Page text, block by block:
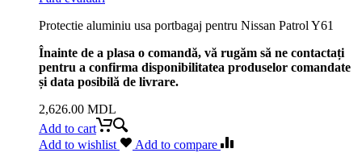
Protectie aluminiu usa portbagaj pentru Nissan Patrol Y61
Înainte de a plasa o comandă, vă rugăm să ne contactați
pentru a confirma disponibilitatea produselor comandate
și data posibilă de livrare.
2,626.00 MDL
Add to cart
Add to wishlist
Add to compare